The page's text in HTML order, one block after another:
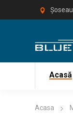
Acasă
Acasa